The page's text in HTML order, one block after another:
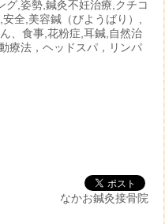
グ,姿勢,鍼灸不妊治療,クチコ
全,美容鍼（びようばり）,
、食事,花粉症,耳鍼,自然治
療法，ヘッドスパ，リンパ
なかお鍼灸接骨院